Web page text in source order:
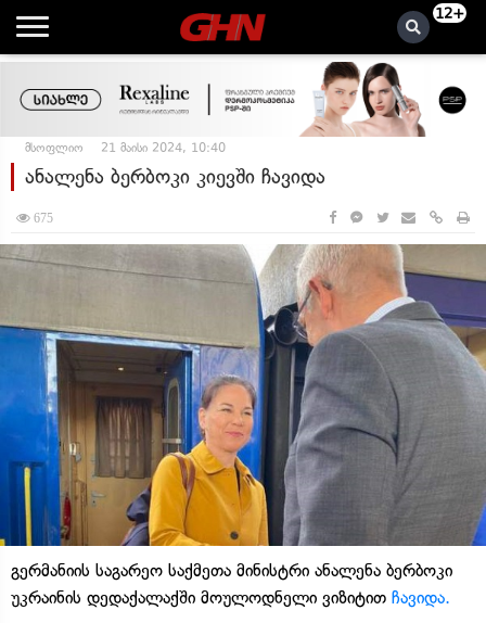
12+
მსოფლიო 21 მაისი 2024, 10:40
ანალენა ბერბოკი კიევში ჩავიდა
675
გერმანიის საგარეო საქმეთა მინისტრი ანალენა ბერბოკი
უკრაინის დედაქალაქში მოულოდნელი ვიზიტით ჩავიდა.